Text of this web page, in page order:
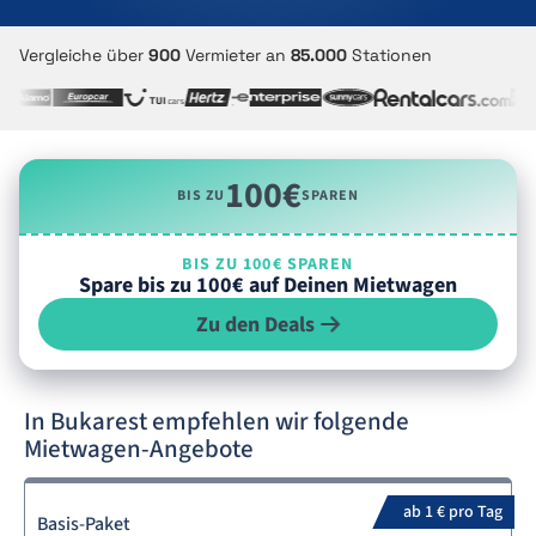
Vergleiche über 900 Vermieter an 85.000 Stationen
BIS ZU100€SPAREN
BIS ZU 100€ SPAREN
Spare bis zu 100€ auf Deinen Mietwagen
Zu den Deals
In Bukarest empfehlen wir folgende
Mietwagen-Angebote
ab 1 € pro Tag
Basis-Paket